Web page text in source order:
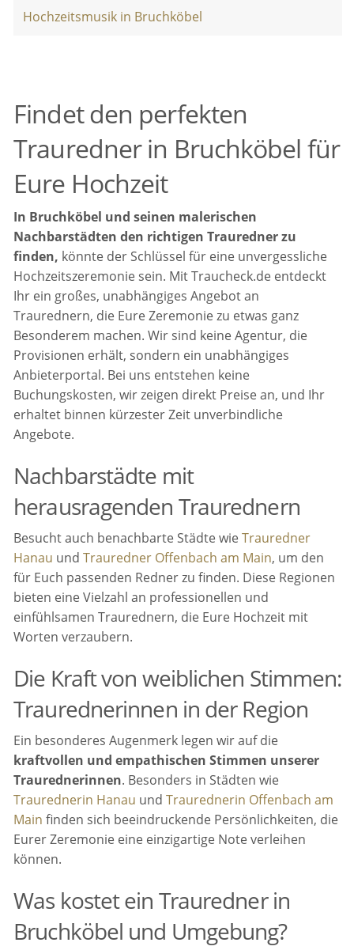
Hochzeitsmusik in Bruchköbel
Findet den perfekten
Trauredner in Bruchköbel für
Eure Hochzeit
In Bruchköbel und seinen malerischen
Nachbarstädten den richtigen Trauredner zu
finden, könnte der Schlüssel für eine unvergessliche
Hochzeitszeremonie sein. Mit Traucheck.de entdeckt
Ihr ein großes, unabhängiges Angebot an
Traurednern, die Eure Zeremonie zu etwas ganz
Besonderem machen. Wir sind keine Agentur, die
Provisionen erhält, sondern ein unabhängiges
Anbieterportal. Bei uns entstehen keine
Buchungskosten, wir zeigen direkt Preise an, und Ihr
erhaltet binnen kürzester Zeit unverbindliche
Angebote.
Nachbarstädte mit
herausragenden Traurednern
Besucht auch benachbarte Städte wieTrauredner
Hanau undTrauredner Offenbach am Main, um den
für Euch passenden Redner zu finden. Diese Regionen
bieten eine Vielzahl an professionellen und
einfühlsamen Traurednern, die Eure Hochzeit mit
Worten verzaubern.
Die Kraft von weiblichen Stimmen:
Traurednerinnen in der Region
Ein besonderes Augenmerk legen wir auf die
kraftvollen und empathischen Stimmen unserer
Traurednerinnen. Besonders in Städten wie
Traurednerin Hanau undTraurednerin Offenbach am
Main finden sich beeindruckende Persönlichkeiten, die
Eurer Zeremonie eine einzigartige Note verleihen
können.
Was kostet ein Trauredner in
Bruchköbel und Umgebung?